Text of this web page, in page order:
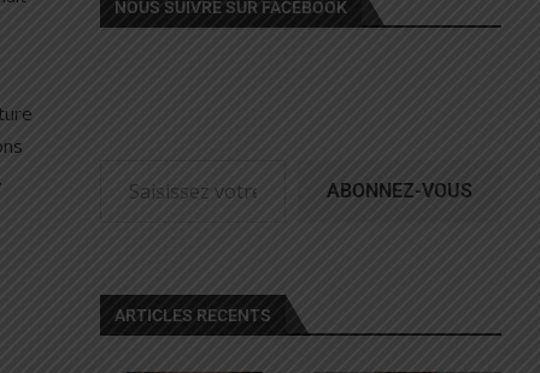
NOUS SUIVRE SUR FACEBOOK
ABONNEZ-VOUS
ARTICLES RECENTS